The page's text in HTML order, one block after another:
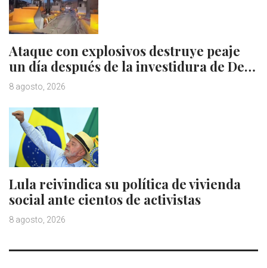
Ataque con explosivos destruye peaje
un día después de la investidura de De…
8 agosto, 2026
Lula reivindica su política de vivienda
social ante cientos de activistas
8 agosto, 2026